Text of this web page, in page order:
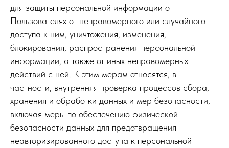
для защиты персональной информации о
Пользователях от неправомерного или случайного
доступа к ним, уничтожения, изменения,
блокирования, распространения персональной
информации, а также от иных неправомерных
действий с ней. К этим мерам относятся, в
частности, внутренняя проверка процессов сбора,
хранения и обработки данных и мер безопасности,
включая меры по обеспечению физической
безопасности данных для предотвращения
неавторизированного доступа к персональной